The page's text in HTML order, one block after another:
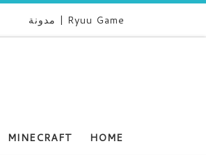
Ryuu Game | مدونة
HOME
MINECRAFT